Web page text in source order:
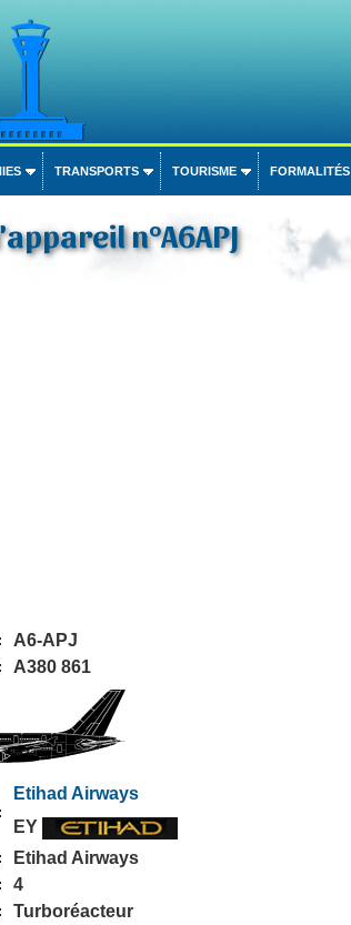
TRANSPORTS TOURISME FORMALITÉS
n°A6APJ
A6-APJ
A380 861
Etihad Airways
EY
Etihad Airways
4
Turboréacteur